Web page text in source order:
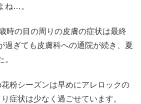
ね…。
時の目の周りの皮膚の症状は最終
過ぎても皮膚科への通院が続き、夏
粉シーズンは早めにアレロックの
症状は少なく過ごせています。